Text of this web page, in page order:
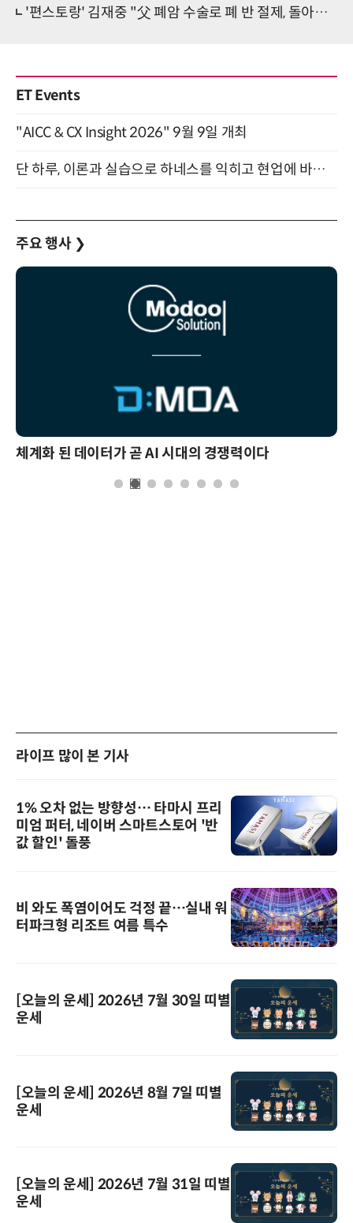
'편스토랑' 김재중 "父 폐암 수술로 폐 반 절제, 돌아가시는 줄"
ET Events
"AICC & CX Insight 2026" 9월 9일 개최
단 하루, 이론과 실습으로 하네스를 익히고 현업에 바로 쓰는 핸즈온 워크숍 (8/20)
주요 행사 ❯
체계화 된 데이터가 곧 AI 시대의 경쟁력이다
라이프 많이 본 기사
1% 오차 없는 방향성… 타마시 프리
미엄 퍼터, 네이버 스마트스토어 '반
값 할인' 돌풍
비 와도 폭염이어도 걱정 끝…실내 워
터파크형 리조트 여름 특수
[오늘의 운세] 2026년 7월 30일 띠별
운세
[오늘의 운세] 2026년 8월 7일 띠별
운세
[오늘의 운세] 2026년 7월 31일 띠별
운세